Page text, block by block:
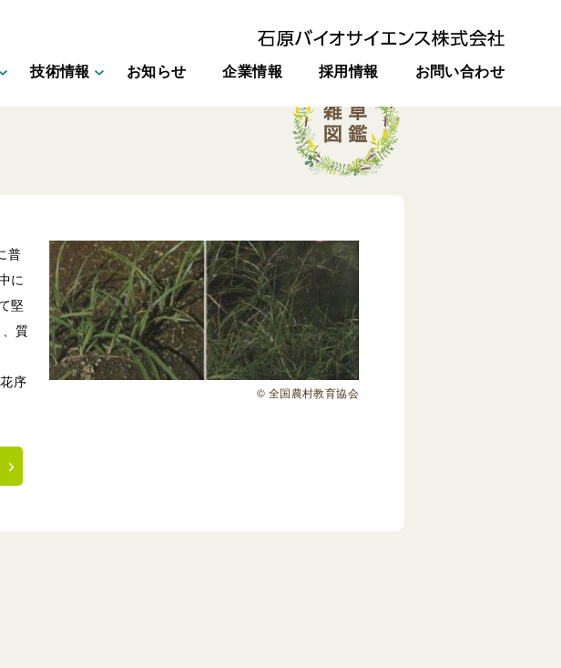
技術情報 お知らせ 企業情報 採用情報 お問い合わせ
© 全国農村教育協会
普
に
堅
質
序